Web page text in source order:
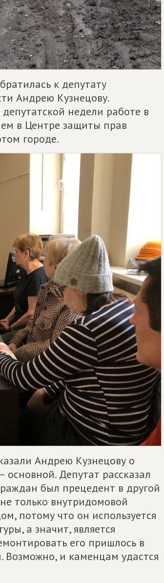
к депутату
Андрею Кузнецову.
недели работе в
в Центре защиты прав
городе.
Андрею Кузнецову о
Депутат рассказал
был прецедент в другой
только внутридомовой
потому что он используется
а значит, является
его пришлось в
и каменцам удастся